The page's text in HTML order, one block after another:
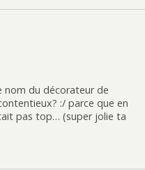
nom du décorateur de
:/ parce que en
pas top… (super jolie ta